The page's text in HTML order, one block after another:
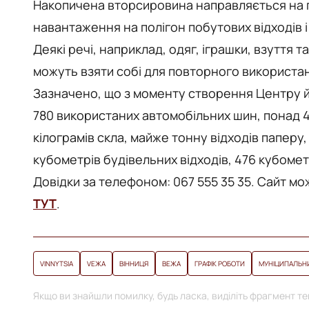
Накопичена вторсировина направляється
навантаження на полігон побутових відходів
Деякі речі, наприклад, одяг, іграшки, взуття
можуть взяти собі для повторного
Зазначено, що з моменту створення Центру
780 використаних автомобільних шин, понад
кілограмів скла, майже тонну відходів
кубометрів будівельних відходів, 476
Довідки за телефоном: 067 555 35 35. Сайт
ТУТ.
VINNYTSIA VЕЖА ВІННИЦЯ ВЕЖА ГРАФІК РОБОТИ
Якщо ви знайшли помилку, будь ласка, виділіть фрагмент